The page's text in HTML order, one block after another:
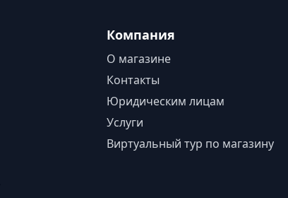
Компания
О магазине
Контакты
Юридическим лицам
Услуги
Виртуальный тур по магазину